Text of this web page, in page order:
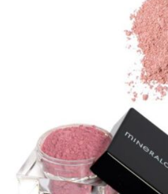
Select